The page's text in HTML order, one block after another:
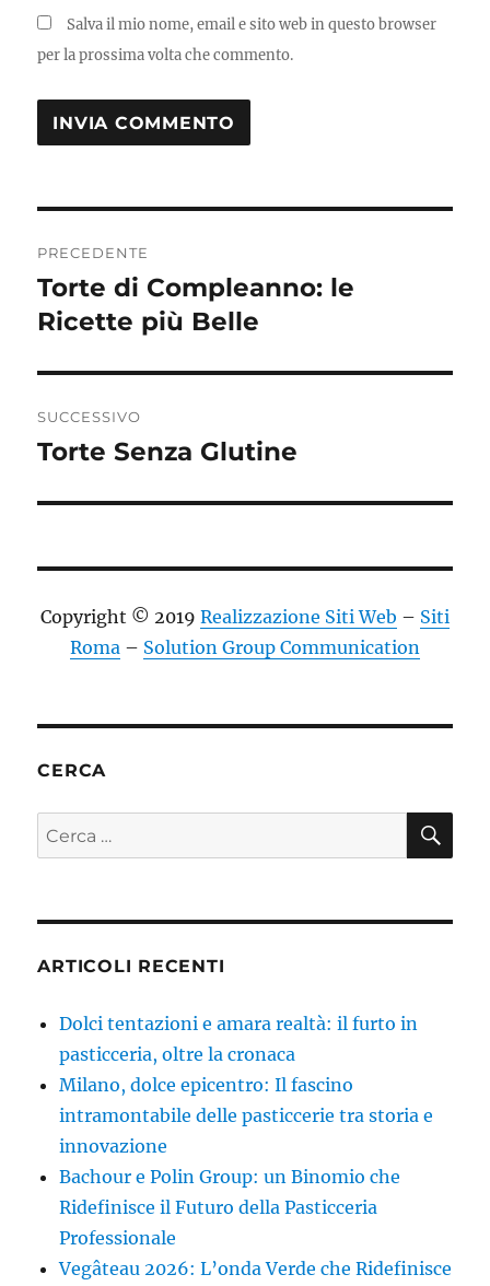
Salva il mio nome, email e sito web in questo browser
per la prossima volta che commento.
articoli
PRECEDENTE
Articolo
precedente:
Torte di Compleanno: le
Ricette più Belle
SUCCESSIVO
Articolo
Torte Senza Glutine
Copyright © 2019 Realizzazione Siti Web – Siti
Roma – Solution Group Communication
CERCA
Cerca:
ARTICOLI RECENTI
Dolci tentazioni e amara realtà: il furto in
pasticceria, oltre la cronaca
Milano, dolce epicentro: Il fascino
intramontabile delle pasticcerie tra storia e
innovazione
Bachour e Polin Group: un Binomio che
Ridefinisce il Futuro della Pasticceria
Professionale
Vegâteau 2026: L’onda Verde che Ridefinisce